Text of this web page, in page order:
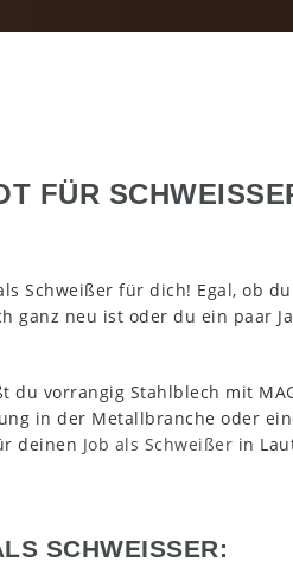
FÜR
Schweißer für dich! Egal, ob
ganz neu ist oder du ein paar
du vorrangig Stahlblech mit
in der Metallbranche oder
deinen Job als Schweißer in
SCHWEISSER: